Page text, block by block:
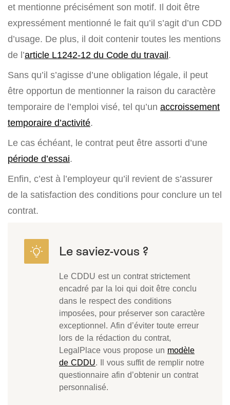
et mentionne précisément son motif. Il doit être
expressément mentionné le fait qu’il s’agit d’un CDD
d’usage. De plus, il doit contenir toutes les mentions
de l’article L1242-12 du Code du travail.
Sans qu’il s’agisse d’une obligation légale, il peut
être opportun de mentionner la raison du caractère
temporaire de l’emploi visé, tel qu’un accroissement
temporaire d’activité.
Le cas échéant, le contrat peut être assorti d’une
période d’essai.
Enfin, c’est à l’employeur qu’il revient de s’assurer
de la satisfaction des conditions pour conclure un tel
contrat.
Le CDDU est un contrat strictement
encadré par la loi qui doit être conclu
dans le respect des conditions
imposées, pour préserver son caractère
exceptionnel. Afin d’éviter toute erreur
lors de la rédaction du contrat,
LegalPlace vous propose un modèle
de CDDU. Il vous suffit de remplir notre
questionnaire afin d’obtenir un contrat
personnalisé.